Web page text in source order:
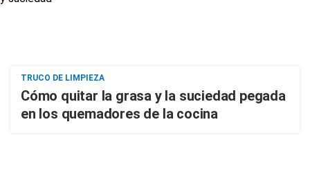
TRUCO DE LIMPIEZA
Cómo quitar la grasa y la suciedad pegada
en los quemadores de la cocina